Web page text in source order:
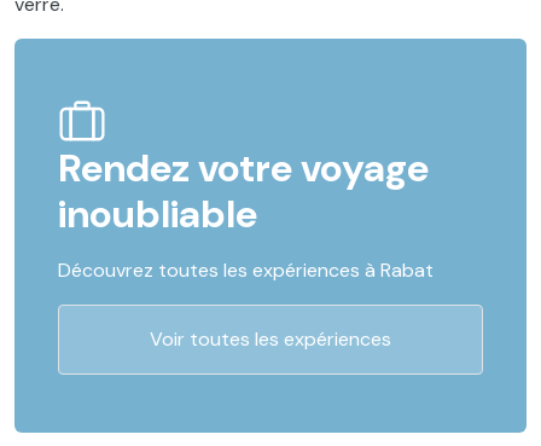
Rendez votre voyage
inoubliable
Découvrez toutes les expériences à Rabat
Voir toutes les expériences